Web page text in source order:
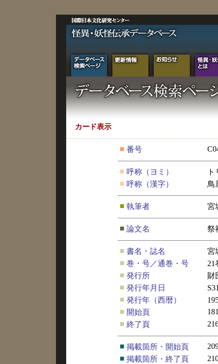
カード表示
■ 番号
■ 呼称（ヨミ）
■ 呼称（漢字） 鳥
■ 執筆者 宮
■ 論文名 祭
■ 書名・誌名
宮
■ 巻・号／通巻・号
21
■ 発行所
財
■ 発行年月日
■ 発行年（西暦）
■ 開始頁
■ 終了頁
■ 掲載箇所・開始頁
■ 掲載箇所・終了頁